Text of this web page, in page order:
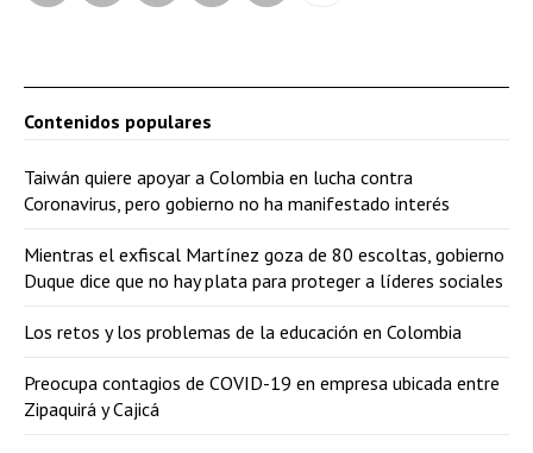
Contenidos populares
Taiwán quiere apoyar a Colombia en lucha contra
Coronavirus, pero gobierno no ha manifestado interés
Mientras el exfiscal Martínez goza de 80 escoltas, gobierno
Duque dice que no hay plata para proteger a líderes sociales
Los retos y los problemas de la educación en Colombia
Preocupa contagios de COVID-19 en empresa ubicada entre
Zipaquirá y Cajicá